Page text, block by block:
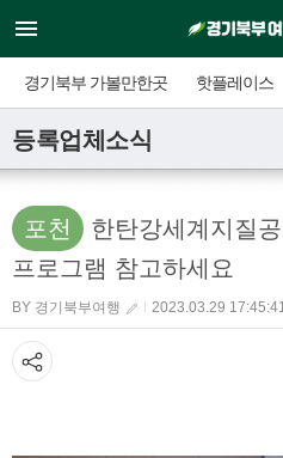
경기북부 가볼만한곳 핫플레이스
등록업체소식
포천
한탄강세계지질
프로그램 참고하세요
BY 경기북부여행 2023.03.29 17:45:41